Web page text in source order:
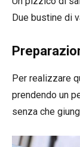
Due bustine di
Per realizzare
prendendo un
senza che